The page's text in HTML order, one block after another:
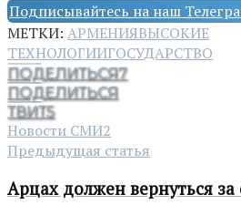
Подписывайтесь на наш
МЕТКИ: АРМЕНИЯВЫСОКИЕ
ТЕХНОЛОГИИГОСУДАРСТВО
ПОДЕЛИТЬСЯ7
ПОДЕЛИТЬСЯ
ТВИТ5
Новости СМИ2
Предыдущая статья
Арцах должен вернуться за